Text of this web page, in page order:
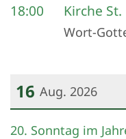
18:00 Kirche
Wort-
16 Aug. 2026
Datum: 16. August
20. Sonntag im